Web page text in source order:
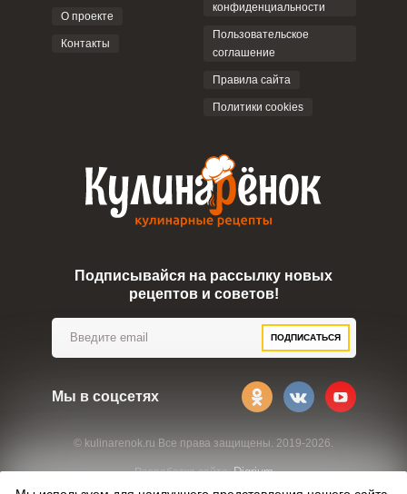
© kulinarenok.ru Все права защищены. 2019-2026.
Разработка сайта:Digrium
О проекте
Контакты
конфиденциальности
Пользовательское
соглашение
Правила сайта
Политики cookies
Подписывайся на рассылку новых
рецептов и советов!
ПОДПИСАТЬСЯ
Мы в соцсетях